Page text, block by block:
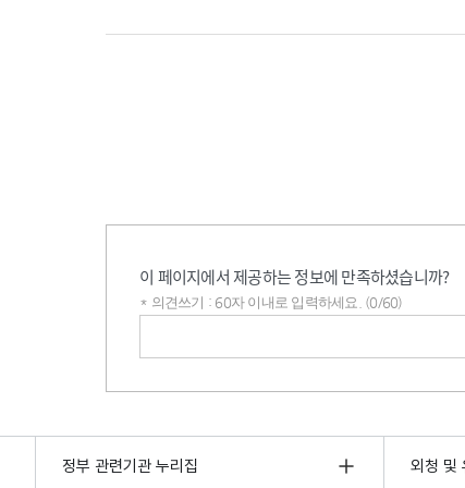
이 페이지에서 제공하는 정보에 만족하셨습니까?
* 의견쓰기 : 60자 이내로 입력하세요. (0/60)
정부 관련기관 누리집 외청 및